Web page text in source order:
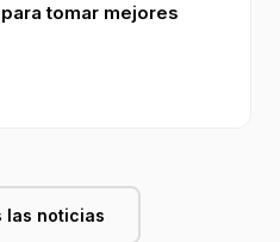
tomar mejores
las noticias